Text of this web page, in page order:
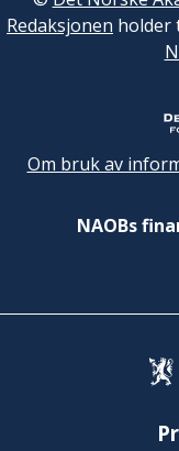
Redaksjonen holder
Om bruk av
NAOBs